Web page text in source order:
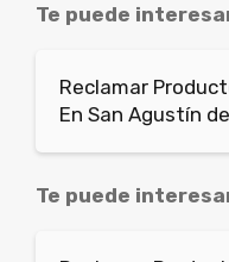
Te puede
Reclamar
En San Agustín
Te puede